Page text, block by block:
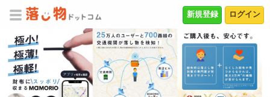
ログイン
新規登録